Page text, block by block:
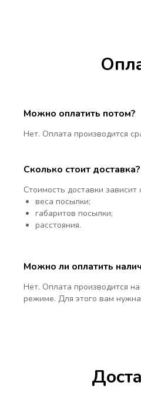
Можно оплатить потом?
Нет. Оплата производится
Сколько стоит доставка?
Стоимость доставки зависит
веса посылки;
габаритов посылки;
расстояния.
Можно ли оплатить
Нет. Оплата производится
режиме. Для этого вам